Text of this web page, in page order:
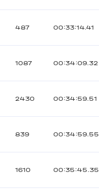
487 00:33:14.41
1087 00:34:09.32
2430 00:34:59.51
839 00:34:59.55
1610 00:35:45.35